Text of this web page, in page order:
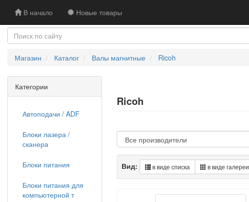
В начало Новые товары
Магазин Каталог Валы магнитные Ricoh
Ricoh
Вид: в виде списка в виде галереи
Категории
Автоподачи / ADF
Блоки лазера /
сканера
Блоки питания
Блоки питания для
компьютерной т